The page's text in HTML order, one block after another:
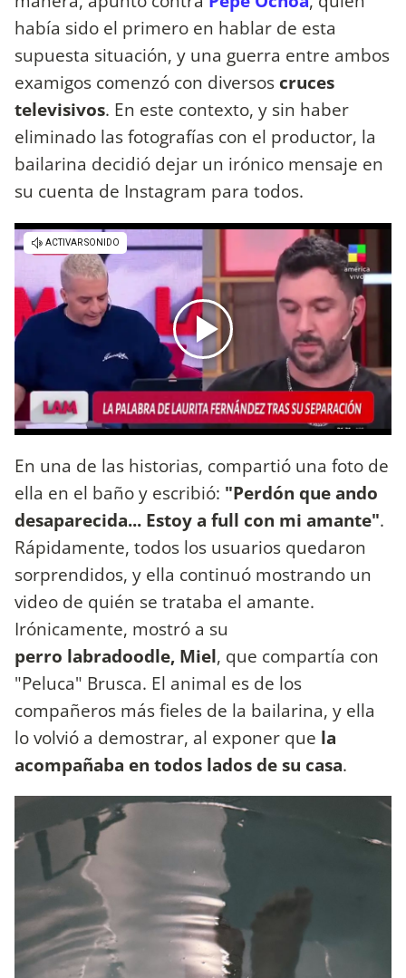
había sido el primero en hablar de esta
supuesta situación, y una guerra entre ambos
examigos comenzó con diversos cruces
televisivos. En este contexto, y sin haber
eliminado las fotografías con el productor, la
bailarina decidió dejar un irónico mensaje en
su cuenta de Instagram para todos.
En una de las historias, compartió una foto de
ella en el baño y escribió: "Perdón que ando
desaparecida... Estoy a full con mi amante".
Rápidamente, todos los usuarios quedaron
sorprendidos, y ella continuó mostrando un
video de quién se trataba el amante.
Irónicamente, mostró a su
perro labradoodle, Miel, que compartía con
"Peluca" Brusca. El animal es de los
compañeros más fieles de la bailarina, y ella
lo volvió a demostrar, al exponer que la
acompañaba en todos lados de su casa.